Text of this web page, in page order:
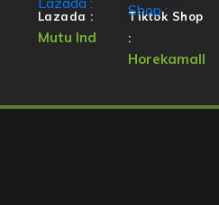
Lazada :
Mutu Ind
Tiktok Shop
:
Horekamall